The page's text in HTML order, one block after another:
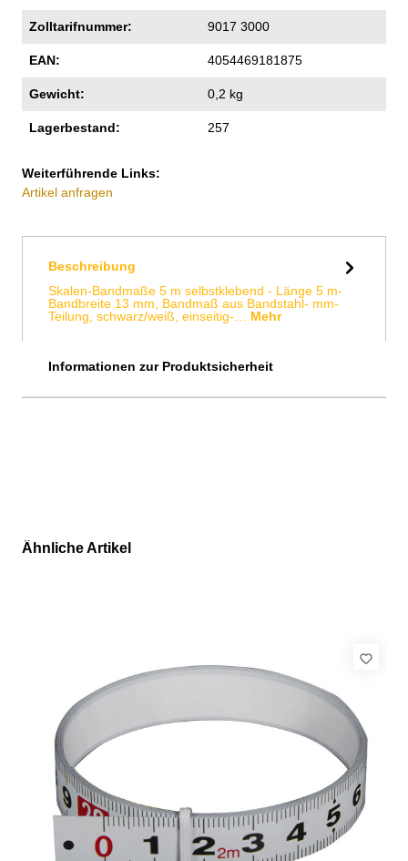
Zolltarifnummer: 9017 3000
EAN: 4054469181875
Gewicht: 0,2 kg
Lagerbestand: 257
Weiterführende Links:
Artikel anfragen
Beschreibung
Skalen-Bandmaße 5 m selbstklebend - Länge 5 m-
Bandbreite 13 mm, Bandmaß aus Bandstahl- mm-
Teilung, schwarz/weiß, einseitig-… Mehr
Informationen zur Produktsicherheit
Produktgalerie überspringen
Ähnliche Artikel